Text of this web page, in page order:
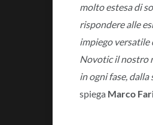
molto estesa di
rispondere alle
impiego versatile
Novotic il nostro
in ogni fase,
spiega Marco